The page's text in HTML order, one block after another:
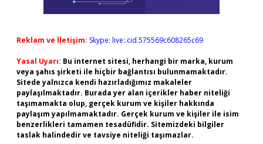
Reklam ve İletişim: Skype: live:.cid.575569c608265c69
Yasal Uyarı: Bu internet sitesi, herhangi bir marka, kurum
veya şahıs şirketi ile hiçbir bağlantısı bulunmamaktadır.
Sitede yalnızca kendi hazırladığımız makaleler
paylaşılmaktadır. Burada yer alan içerikler haber niteliği
taşımamakta olup, gerçek kurum ve kişiler hakkında
paylaşım yapılmamaktadır. Gerçek kurum ve kişiler ile isim
benzerlikleri tamamen tesadüfidir. Sitemizdeki bilgiler
taslak halindedir ve tavsiye niteliği taşımazlar.